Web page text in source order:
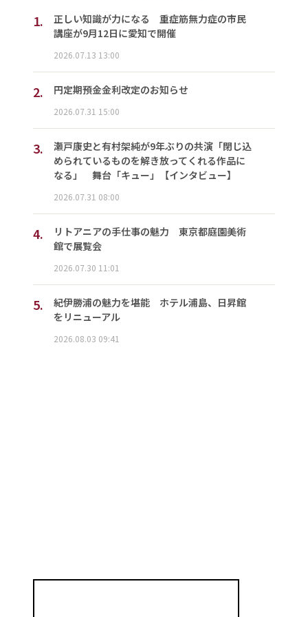
1.
正しい知識が力になる 重症筋無力症の市民
講座が9月12日に愛知で開催
2026.07.13 13:00
2. 円定期預金金利改定のお知らせ
2026.07.31 15:00
3.
瀬戸康史と有村架純が9年ぶりの共演「閉じ込
められているものを解き放ってくれる作品に
なる」 舞台「キュー」【インタビュー】
2026.07.31 08:00
4.
リトアニアの手仕事の魅力 東京都庭園美術
館で展覧会
2026.07.30 11:01
5.
紀伊勝浦の魅力を堪能 ホテル浦島、日昇館
をリニューアル
2026.08.03 09:41